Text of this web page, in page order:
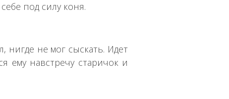
под силу коня.
нигде не мог сыскать. Идет
ему навстречу старичок и